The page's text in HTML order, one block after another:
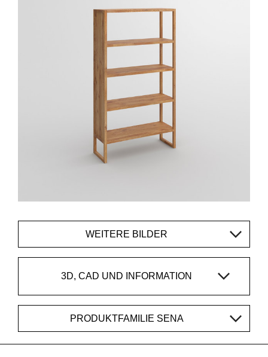
WEITERE BILDER
3D, CAD UND INFORMATION
PRODUKTFAMILIE SENA